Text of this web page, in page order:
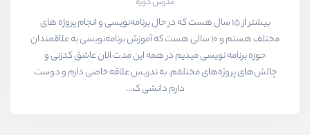
بیشتر از ۱۵ سال هست که در حال برنامه‌نویسی و انجام پروژه های
مختلف هستم و ۱۰ سالی هست که آموزش برنامه‌نویسی به علاقمندان
حوزه برنامه نویسی میدیم در همه این مدت الان عاشق کدزنی و
چالش‌های پروژه‌های مختلفم. به تدریس علاقه خاصی دارم و دوست
دارم دانشی ک...